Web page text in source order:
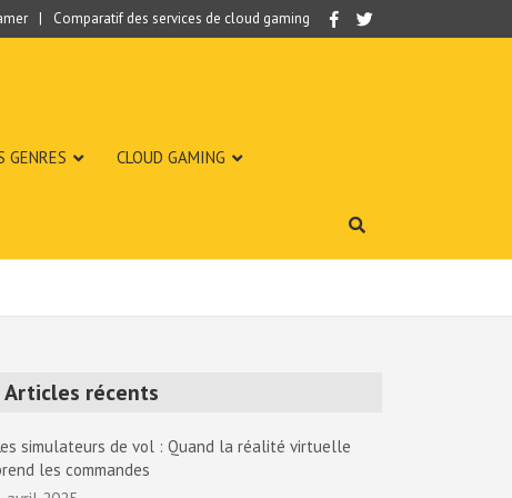
Comparatif des services de cloud gaming
GENRES CLOUD GAMING
Articles récents
simulateurs de vol : Quand la réalité virtuelle
les commandes